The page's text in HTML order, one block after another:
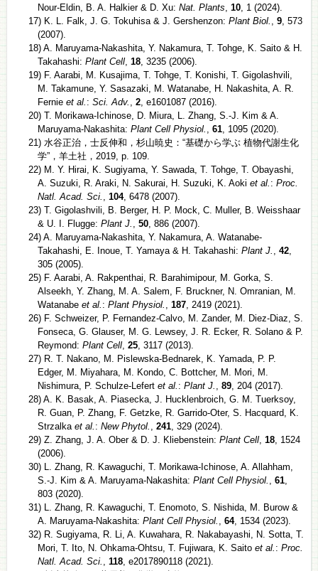
Nour-Eldin, B. A. Halkier & D. Xu: Nat. Plants 10, 1 (2024).
17) K. L. Falk, J. G. Tokuhisa & J. Gershenzon: Plant Biol. 9, 573
(2007).
18) A. Maruyama-Nakashita, Y. Nakamura, T. Tohge, K. Saito & H.
Takahashi: Plant Cell, 18, 3235 (2006).
19) F. Aarabi, M. Kusajima, T. Tohge, T. Konishi, T. Gigolashvili,
M. Takamune, Y. Sasazaki, M. Watanabe, H. Nakashita, A. R.
Fernie et al. : Sci. Adv. 2, e1601087 (2016).
20) T. Morikawa-Ichinose, D. Miura, L. Zhang, S.-J. Kim & A.
Maruyama-Nakashita: Plant Cell Physiol. 61, 1095 (2020).
21) 水谷正治，士反伸和，杉山暁史：“基礎から学ぶ 植物代謝生化
学”，羊土社，2019, p. 109.
22) M. Y. Hirai, K. Sugiyama, Y. Sawada, T. Tohge, T. Obayashi,
A. Suzuki, R. Araki, N. Sakurai, H. Suzuki, K. Aoki et al. : Proc.
Natl. Acad. Sci.
104, 6478 (2007).
23) T. Gigolashvili, B. Berger, H. P. Mock, C. Muller, B. Weisshaar
& U. I. Flugge: Plant J. 50, 886 (2007).
24) A. Maruyama-Nakashita, Y. Nakamura, A. Watanabe-
Takahashi, E. Inoue, T. Yamaya & H. Takahashi: Plant J. 42,
305 (2005).
25) F. Aarabi, A. Rakpenthai, R. Barahimipour, M. Gorka, S.
Alseekh, Y. Zhang, M. A. Salem, F. Bruckner, N. Omranian, M.
Watanabe et al. : Plant Physiol. 187, 2419 (2021).
26) F. Schweizer, P. Fernandez-Calvo, M. Zander, M. Diez-Diaz, S.
Fonseca, G. Glauser, M. G. Lewsey, J. R. Ecker, R. Solano & P.
Reymond: Plant Cell, 25, 3117 (2013).
27) R. T. Nakano, M. Pislewska-Bednarek, K. Yamada, P. P.
Edger, M. Miyahara, M. Kondo, C. Bottcher, M. Mori, M.
Nishimura, P. Schulze-Lefert et al. : Plant J. 89, 204 (2017).
28) A. K. Basak, A. Piasecka, J. Hucklenbroich, G. M. Tuerksoy,
R. Guan, P. Zhang, F. Getzke, R. Garrido-Oter, S. Hacquard, K.
Strzalka et al. : New Phytol. 241, 329 (2024).
29) Z. Zhang, J. A. Ober & D. J. Kliebenstein: Plant Cell, 18, 1524
(2006).
30) L. Zhang, R. Kawaguchi, T. Morikawa-Ichinose, A. Allahham,
S.-J. Kim & A. Maruyama-Nakashita: Plant Cell Physiol. 61,
803 (2020).
31) L. Zhang, R. Kawaguchi, T. Enomoto, S. Nishida, M. Burow &
A. Maruyama-Nakashita: Plant Cell Physiol. 64, 1534 (2023).
32) R. Sugiyama, R. Li, A. Kuwahara, R. Nakabayashi, N. Sotta, T.
Mori, T. Ito, N. Ohkama-Ohtsu, T. Fujiwara, K. Saito et al. : Proc.
Natl. Acad. Sci.
118, e2017890118 (2021).